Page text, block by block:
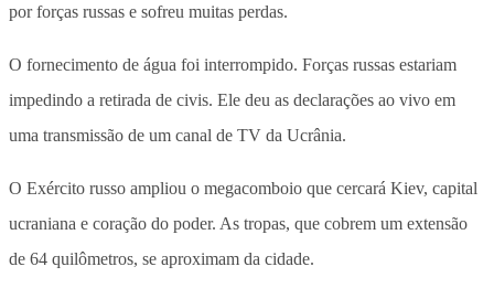
por forças russas e sofreu muitas perdas.
O fornecimento de água foi interrompido. Forças russas estariam
impedindo a retirada de civis. Ele deu as declarações ao vivo em
uma transmissão de um canal de TV da Ucrânia.
O Exército russo ampliou o megacomboio que cercará Kiev, capital
ucraniana e coração do poder. As tropas, que cobrem um extensão
de 64 quilômetros, se aproximam da cidade.